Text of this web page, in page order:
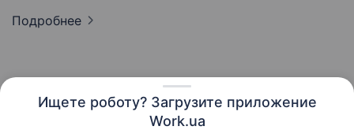
Ищете роботу? Загрузите приложение
Work.ua
Подробнее